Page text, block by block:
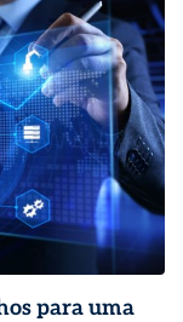
para uma